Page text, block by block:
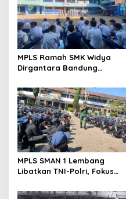
MPLS Ramah SMK Widya
Dirgantara Bandung
dan Budaya Kerja Industri
MPLS SMAN 1 Lembang
Libatkan TNI-Polri, Fokus
Wawasan Kebangsaan